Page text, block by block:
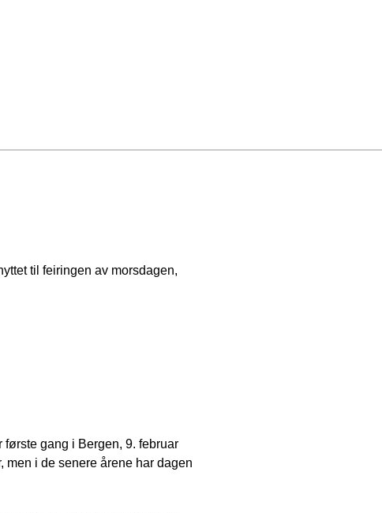
til feiringen av morsdagen,
gang i Bergen, 9. februar
i de senere årene har dagen